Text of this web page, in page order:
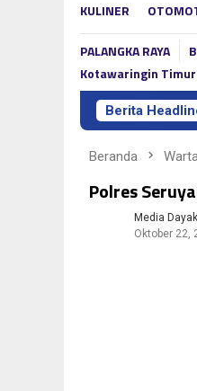
KULINER
PALANGKA RAYA
Kotawaringin Timur
Berita
Beranda
Polres
Media Dayak
Oktober 22,